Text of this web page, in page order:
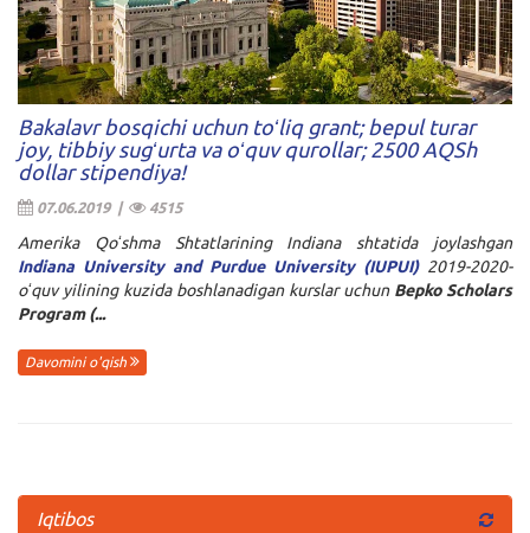
Bakalavr bosqichi uchun toʻliq grant; bepul turar
joy, tibbiy sugʻurta va oʻquv qurollar; 2500 AQSh
dollar stipendiya!
07.06.2019 | 4515
Amerika Qoʻshma Shtatlarining Indiana shtatida joylashgan
Indiana University and Purdue University (IUPUI)2019-2020-
oʻquv yilining kuzida boshlanadigan kurslar uchun Bepko Scholars
Program (...
Davomini o'qish
Iqtibos